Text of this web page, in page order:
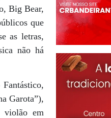
Big Bear,
que
as letras,
não há
Garota”),
violão em